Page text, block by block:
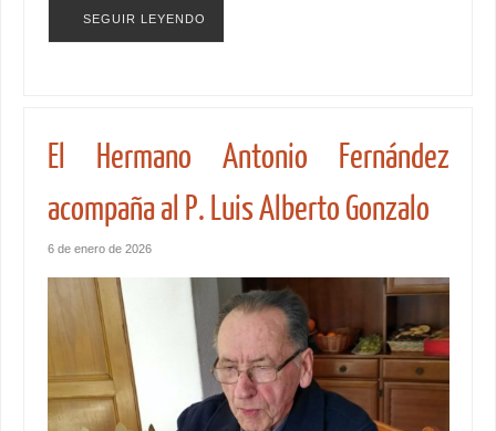
SEGUIR LEYENDO
El Hermano Antonio Fernández
acompaña al P. Luis Alberto Gonzalo
6 de enero de 2026